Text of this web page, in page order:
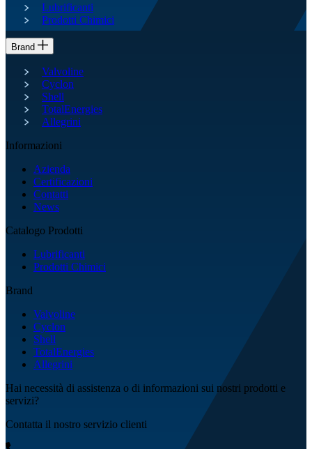
Lubrificanti
Prodotti Chimici
Brand
Valvoline
Cyclon
Shell
TotalEnergies
Allegrini
Informazioni
Azienda
Certificazioni
Contatti
News
Catalogo Prodotti
Lubrificanti
Prodotti Chimici
Brand
Valvoline
Cyclon
Shell
TotalEnergies
Allegrini
Hai necessità di assistenza o di informazioni sui nostri prodotti e
servizi?
Contatta il nostro servizio clienti